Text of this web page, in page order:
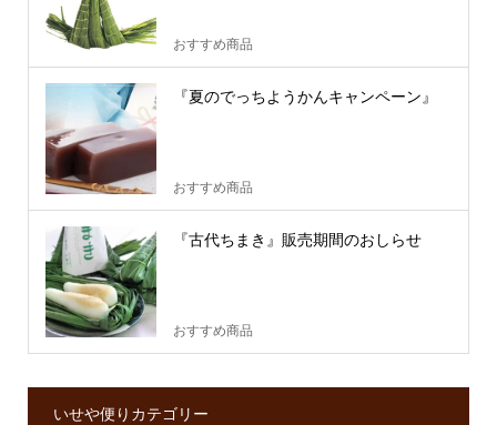
おすすめ商品
『夏のでっちようかんキャンペーン』
おすすめ商品
『古代ちまき』販売期間のおしらせ
おすすめ商品
いせや便りカテゴリー